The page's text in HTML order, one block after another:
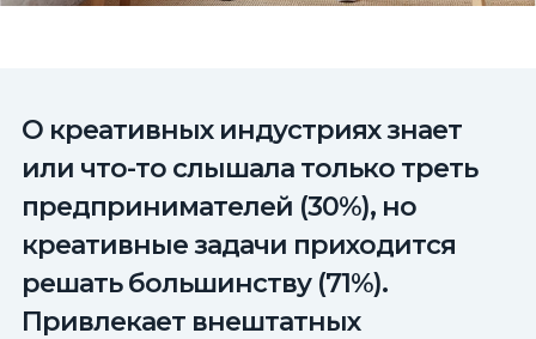
О креативных индустриях знает
или что-то слышала только треть
предпринимателей (30%), но
креативные задачи приходится
решать большинству (71%).
Привлекает внештатных